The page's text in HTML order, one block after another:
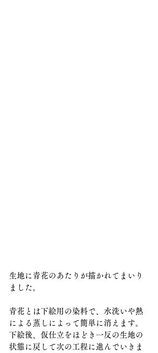
生地に青花のあたりが描かれてまいり
ました。
青花とは下絵用の染料で、水洗いや熱
による蒸しによって簡単に消えます。
下絵後、仮仕立をほどき一反の生地の
状態に戻して次の工程に進んでいきま